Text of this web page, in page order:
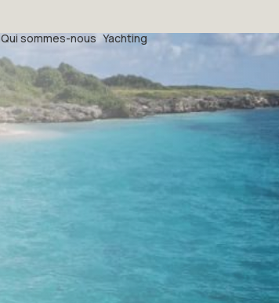
Qui sommes-nous Yachting